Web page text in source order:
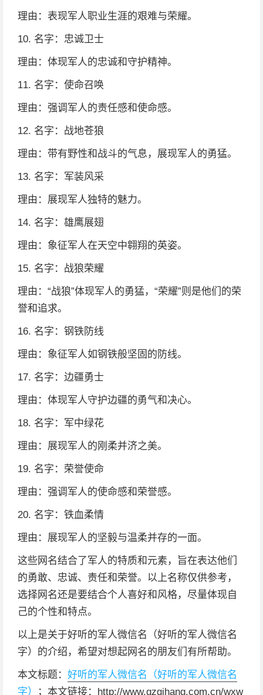
理由：表现军人职业生涯的艰难与荣耀。
10. 名字：忠诚卫士
理由：体现军人的忠诚和守护精神。
11. 名字：使命召唤
理由：强调军人的责任感和使命感。
12. 名字：战地苍狼
理由：带有野性和战斗的气息，展现军人的勇猛。
13. 名字：军装风采
理由：展现军人独特的魅力。
14. 名字：雄鹰展翅
理由：象征军人在天空中翱翔的英姿。
15. 名字：战狼荣耀
理由：“战狼”体现军人的勇猛，“荣耀”则是他们的荣
誉和追求。
16. 名字：钢铁防线
理由：象征军人如钢铁般坚固的防线。
17. 名字：边疆勇士
理由：体现军人守护边疆的勇气和决心。
18. 名字：军中绿花
理由：展现军人的刚柔并济之美。
19. 名字：荣誉使命
理由：强调军人的使命感和荣誉感。
20. 名字：铁血柔情
理由：展现军人的坚毅与温柔并存的一面。
这些网名结合了军人的特质和元素，旨在表达他们
的勇敢、忠诚、责任和荣誉。以上名称仅供参考，
选择网名还是要结合个人喜好和风格，尽量体现自
己的个性和特点。
以上是关于好听的军人微信名（好听的军人微信名
字）的介绍，希望对想起网名的朋友们有所帮助。
本文标题： 好听的军人微信名（好听的军人微信名
字）
；本文链接：http://www.gzqihang.com.cn/wxw